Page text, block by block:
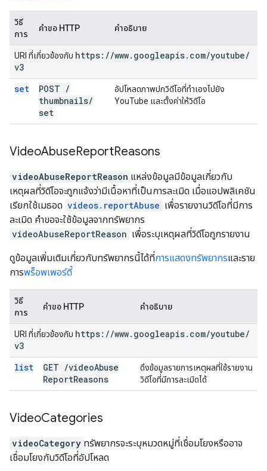
วิธี
การ
คำขอ HTTP คำอธิบาย
URI ที่เกี่ยวข้องกับ https: //www. googleapis. com/youtube/
v3
set
POST /
thumbnails/
set
อัปโหลดภาพปกวิดีโอที่ทำเองไปยัง
YouTube และตั้งค่าให้วิดีโอ
VideoAbuseReportReasons
videoAbuseReportReason แหล่งข้อมูลมีข้อมูลเกี่ยวกับ
เหตุผลที่วิดีโอจะถูกแจ้งว่ามีเนื้อหาที่เป็นการละเมิด เมื่อแอปพลิเคชัน
เรียกใช้เมธอด videos.reportAbuse เพื่อรายงานวิดีโอที่มีการ
ละเมิด คำขอจะใช้ข้อมูลจากทรัพยากร
videoAbuseReportReason เพื่อระบุเหตุผลที่วิดีโอถูกรายงาน
ดูข้อมูลเพิ่มเติมเกี่ยวกับทรัพยากรนี้ได้ที่การแสดงทรัพยากรและราย
การพร็อพเพอร์ตี้
วิธี
การ
คำขอ HTTP คำอธิบาย
URI ที่เกี่ยวข้องกับ https: //www. googleapis. com/youtube/
v3
list
GET /videoAbuse
ReportReasons
ดึงข้อมูลรายการเหตุผลที่ใช้รายงาน
วิดีโอที่มีการละเมิดได้
VideoCategories
videoCategory ทรัพยากรจะระบุหมวดหมู่ที่เชื่อมโยงหรืออาจ
เชื่อมโยงกับวิดีโอที่อัปโหลด